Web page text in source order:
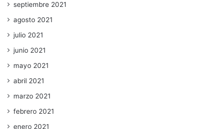
septiembre 2021
agosto 2021
julio 2021
junio 2021
mayo 2021
abril 2021
marzo 2021
febrero 2021
enero 2021